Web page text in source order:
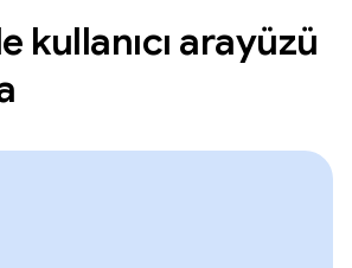
kullanıcı arayüzü